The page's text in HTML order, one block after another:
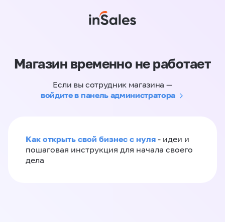
Магазин временно не работает
Если вы сотрудник магазина —
войдите в панель администратора
Как открыть свой бизнес с нуля - идеи и
пошаговая инструкция для начала своего
дела